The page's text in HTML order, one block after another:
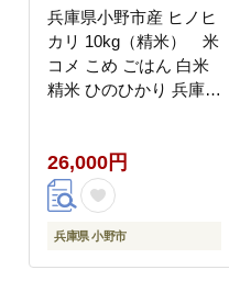
兵庫県小野市産 ヒノヒ
カリ 10kg（精米） 米
コメ こめ ごはん 白米
精米 ひのひかり 兵庫県
26,000円
兵庫県 小野市